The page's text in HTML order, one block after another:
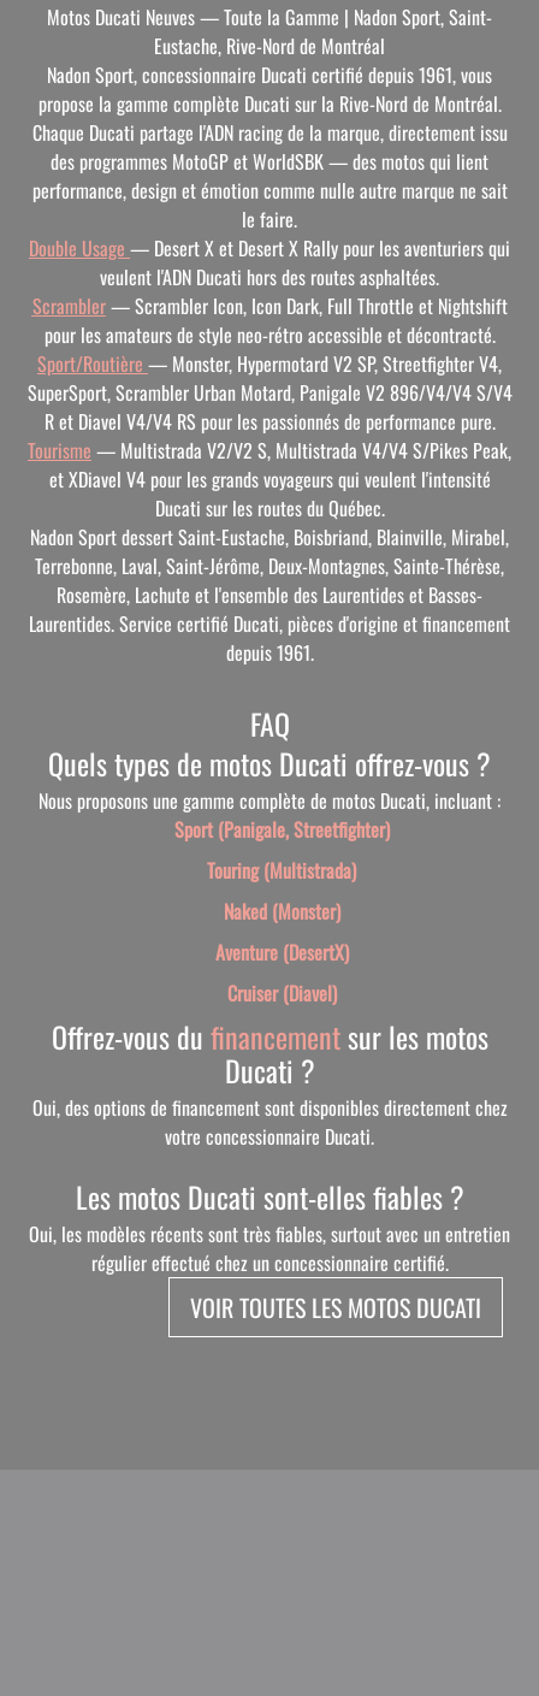
Motos Ducati Neuves — Toute la Gamme | Nadon Sport, Saint-
Eustache, Rive-Nord de Montréal
Nadon Sport, concessionnaire Ducati certifié depuis 1961, vous
propose la gamme complète Ducati sur la Rive-Nord de Montréal.
Chaque Ducati partage l'ADN racing de la marque, directement issu
des programmes MotoGP et WorldSBK — des motos qui lient
performance, design et émotion comme nulle autre marque ne sait
le faire.
Double Usage — Desert X et Desert X Rally pour les aventuriers qui
veulent l'ADN Ducati hors des routes asphaltées.
Scrambler— Scrambler Icon, Icon Dark, Full Throttle et Nightshift
pour les amateurs de style neo-rétro accessible et décontracté.
Sport/Routière — Monster, Hypermotard V2 SP, Streetfighter V4,
SuperSport, Scrambler Urban Motard, Panigale V2 896/V4/V4 S/V4
R et Diavel V4/V4 RS pour les passionnés de performance pure.
Tourisme — Multistrada V2/V2 S, Multistrada V4/V4 S/Pikes Peak,
et XDiavel V4 pour les grands voyageurs qui veulent l'intensité
Ducati sur les routes du Québec.
Nadon Sport dessert Saint-Eustache, Boisbriand, Blainville, Mirabel,
Terrebonne, Laval, Saint-Jérôme, Deux-Montagnes, Sainte-Thérèse,
Rosemère, Lachute et l'ensemble des Laurentides et Basses-
Laurentides. Service certifié Ducati, pièces d'origine et financement
depuis 1961.
FAQ
Quels types de motos Ducati offrez-vous ?
Nous proposons une gamme complète de motos Ducati, incluant :
Sport (Panigale, Streetfighter)
Touring (Multistrada)
Naked (Monster)
Aventure (DesertX)
Cruiser (Diavel)
Offrez-vous dufinancementsur les motos
Ducati ?
Oui, des options de financement sont disponibles directement chez
votre concessionnaire Ducati.
Les motos Ducati sont-elles fiables ?
Oui, les modèles récents sont très fiables, surtout avec un entretien
régulier effectué chez un concessionnaire certifié.
VOIR TOUTES LES MOTOS DUCATI